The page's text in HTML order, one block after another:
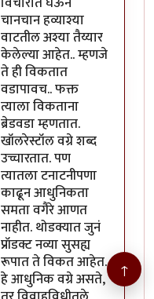
चानचान हव्याश्या
वाटतील अश्या तैय्यार
केलेल्या आहेत.. म्हणजे
ते ही विकतात
वडापावच.. फक्त
त्याला विकताना
ब्रेडवडा म्हणतात.
खॉलरेस्टॉल वग्रे शब्द
उच्चारतात. पण
त्यातला टनाटनीपणा
काढून आधुनिकता
समता वगैरे आणत
नाहीत. थोडक्यात जुनं
प्रॉडक्ट नव्या सुसह्य
रूपात ते विकत आहेत.
हे आधुनिक वग्रे असते, ↑